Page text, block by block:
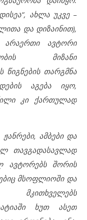
ახლა უკვე –
და დიზაინით),
არაერთი ავტორი
მიზანი
წიგნების თარგმნა
აგება იყო,
კი ქართულად
ამბები და
თავგადასავლად
ავტორებს შორის
მსოფლიოში და
ხუთ ასეთ